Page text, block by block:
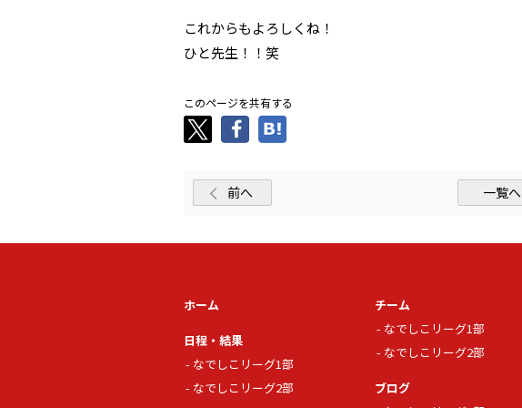
これからもよろしくね！
ひと先生！！笑
このページを共有する
前へ 一覧へ
ホーム
日程・結果
なでしこリーグ1部
なでしこリーグ2部
チーム
なでしこリーグ1部
なでしこリーグ2部
ブログ